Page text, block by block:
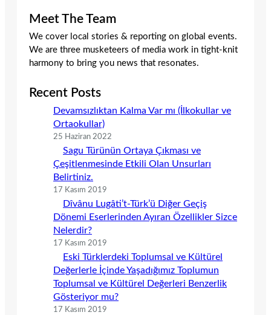
Meet The Team
We cover local stories & reporting on global events.
We are three musketeers of media work in tight-knit
harmony to bring you news that resonates.
Recent Posts
Devamsızlıktan Kalma Var mı (İlkokullar ve
Ortaokullar)
25 Haziran 2022
Sagu Türünün Ortaya Çıkması ve
Çeşitlenmesinde Etkili Olan Unsurları
Belirtiniz.
17 Kasım 2019
Dîvânu Lugâti’t-Türk’ü Diğer Geçiş
Dönemi Eserlerinden Ayıran Özellikler Sizce
Nelerdir?
17 Kasım 2019
Eski Türklerdeki Toplumsal ve Kültürel
Değerlerle İçinde Yaşadığımız Toplumun
Toplumsal ve Kültürel Değerleri Benzerlik
Gösteriyor mu?
17 Kasım 2019